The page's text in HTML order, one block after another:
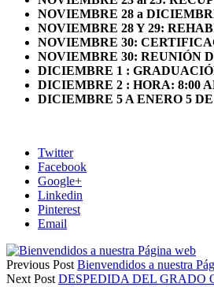
NOVIEMBRE 28 a
NOVIEMBRE 28 Y 29:
NOVIEMBRE 30:
NOVIEMBRE 30: REUNIÓN
DICIEMBRE 1 :
DICIEMBRE 2 : HORA: 8:00
DICIEMBRE 5 A ENERO 5 DE
Twitter
Facebook
Google+
Linkedin
Pinterest
Email
Previous Post Bienvendidos a nuestra
Next Post DESPEDIDA DEL GRADO